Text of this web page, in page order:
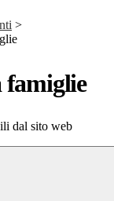
>
dal sito web